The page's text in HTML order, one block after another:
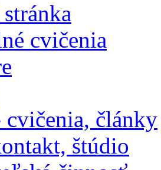
cvičenia
cvičenia, články
štúdio